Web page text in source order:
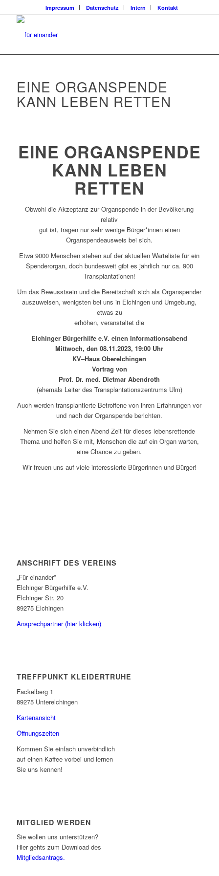
Impressum Datenschutz Intern Kontakt
EINE ORGANSPENDE
KANN LEBEN RETTEN
EINE ORGANSPENDE
KANN LEBEN
RETTEN
Obwohl die Akzeptanz zur Organspende in der Bevölkerung
relativ
gut ist, tragen nur sehr wenige Bürger*innen einen
Organspendeausweis bei sich.
Etwa 9000 Menschen stehen auf der aktuellen Warteliste für ein
Spenderorgan, doch bundesweit gibt es jährlich nur ca. 900
Transplantationen!
Um das Bewusstsein und die Bereitschaft sich als Organspender
auszuweisen, wenigsten bei uns in Elchingen und Umgebung,
etwas zu
erhöhen, veranstaltet die
Elchinger Bürgerhilfe e.V. einen Informationsabend
Mittwoch, den 08.11.2023, 19:00 Uhr
KV–Haus Oberelchingen
Vortrag von
Prof. Dr. med. Dietmar Abendroth
(ehemals Leiter des Transplantationszentrums Ulm)
Auch werden transplantierte Betroffene von ihren Erfahrungen vor
und nach der Organspende berichten.
Nehmen Sie sich einen Abend Zeit für dieses lebensrettende
Thema und helfen Sie mit, Menschen die auf ein Organ warten,
eine Chance zu geben.
Wir freuen uns auf viele interessierte Bürgerinnen und Bürger!
ANSCHRIFT DES VEREINS
„Für einander”
Elchinger Bürgerhilfe e.V.
Elchinger Str. 20
89275 Elchingen
Ansprechpartner (hier klicken)
TREFFPUNKT KLEIDERTRUHE
Fackelberg 1
89275 Unterelchingen
Kartenansicht
Öffnungszeiten
Kommen Sie einfach unverbindlich
auf einen Kaffee vorbei und lernen
Sie uns kennen!
MITGLIED WERDEN
Sie wollen uns unterstützen?
Hier gehts zum Download des
Mitgliedsantrags.